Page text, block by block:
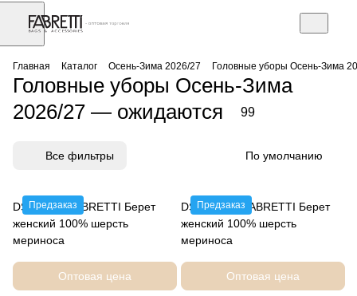
Торговое оборудование
Главная Каталог Осень-Зима 2026/27 Головные уборы Осень-Зима
Головные уборы Осень-Зима
2026/27 — ожидаются
99
Все фильтры По умолчанию
Предзаказ
DSR112-5 FABRETTI Берет
женский 100% шерсть
мериноса
Оптовая цена
Предзаказ
DSR112-13 FABRETTI Берет
женский 100% шерсть
мериноса
Оптовая цена